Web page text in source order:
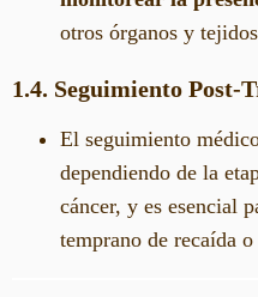
otros órganos y
1.4. Seguimiento Post-
El seguimiento
dependiendo de la
cáncer, y es esencial
temprano de recaída o